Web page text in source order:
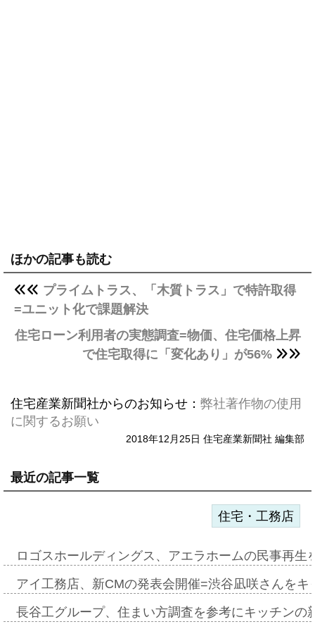
ほかの記事も読む
プライムトラス、「木質トラス」で特許取得
=ユニット化で課題解決
住宅ローン利用者の実態調査=物価、住宅価格上昇
で住宅取得に「変化あり」が56%
住宅産業新聞社からのお知らせ： 弊社著作物の使用
に関するお願い
2018年12月25日 住宅産業新聞社 編集部
最近の記事一覧
住宅・工務店
ロゴスホールディングス、アエラホームの民事再
アイ工務店、新CMの発表会開催=渋谷凪咲さんを
長谷工グループ、住まい方調査を参考にキッチン